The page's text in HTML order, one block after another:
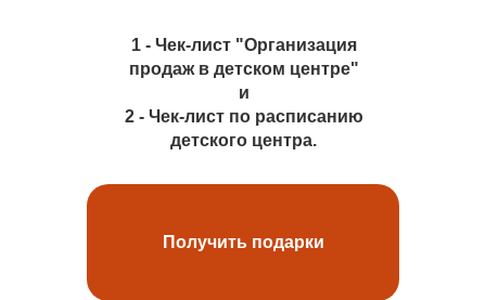
1 - Чек-лист "Организация
продаж в детском центре"
и
2 - Чек-лист по расписанию
детского центра.
Получить подарки